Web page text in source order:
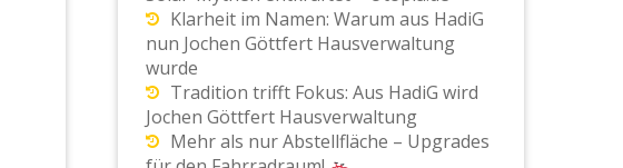
Klarheit im Namen: Warum aus HadiG
nun Jochen Göttfert Hausverwaltung
wurde
Tradition trifft Fokus: Aus HadiG wird
Jochen Göttfert Hausverwaltung
Mehr als nur Abstellfläche – Upgrades